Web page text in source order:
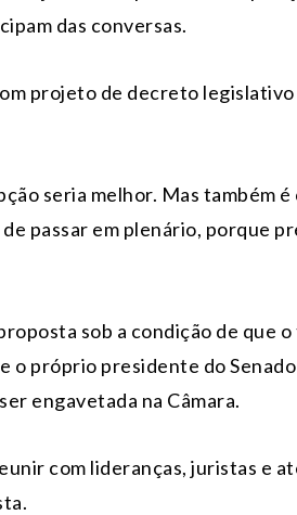
das conversas.
projeto de decreto
seria melhor. Mas também
passar em plenário, porque
sob a condição de que o
o próprio presidente do
engavetada na Câmara.
com lideranças, juristas e